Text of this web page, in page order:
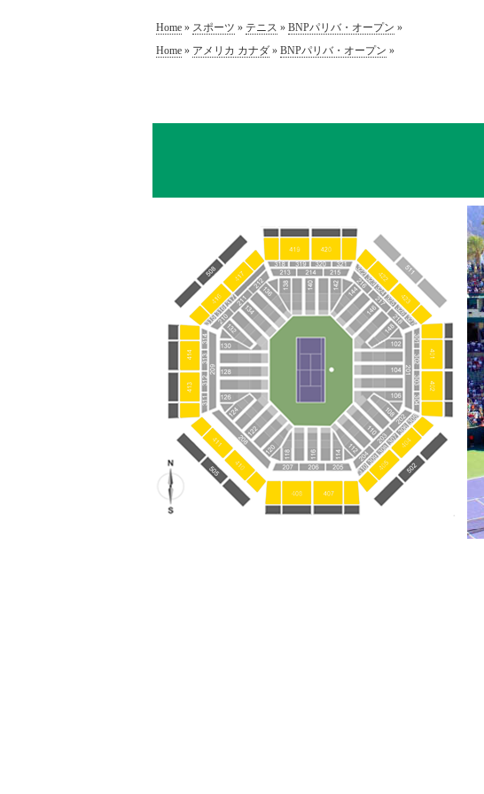
Home » スポーツ » テニス » BNPパリバ・オープン »
Home » アメリカ カナダ » BNPパリバ・オープン »